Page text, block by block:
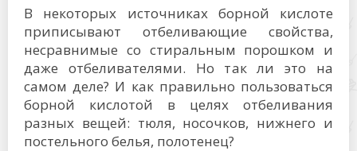
В некоторых источниках борной кислоте
приписывают отбеливающие свойства,
несравнимые со стиральным порошком и
даже отбеливателями. Но так ли это на
самом деле? И как правильно пользоваться
борной кислотой в целях отбеливания
разных вещей: тюля, носочков, нижнего и
постельного белья, полотенец?